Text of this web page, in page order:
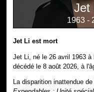
Jet
1963 -
Jet Li est mort
Jet Li, né le 26 avril 1963
décédé le 8 août 2026, à
La disparition inattendue